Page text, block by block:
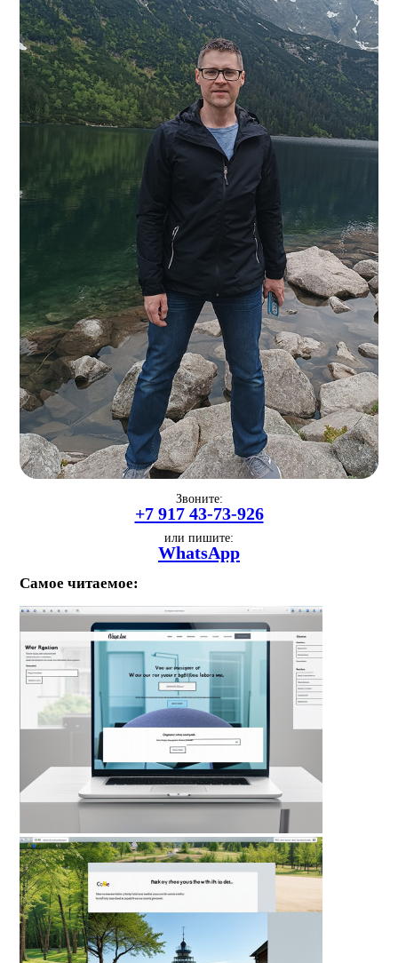
Звоните:
+7 917 43-73-926
или пишите:
WhatsApp
Самое читаемое: